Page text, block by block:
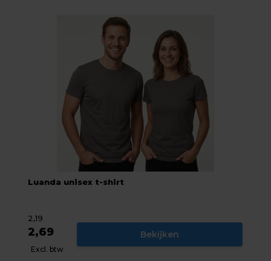
Luanda unisex t-shirt
2,19
2,69
Excl. btw
Bekijken